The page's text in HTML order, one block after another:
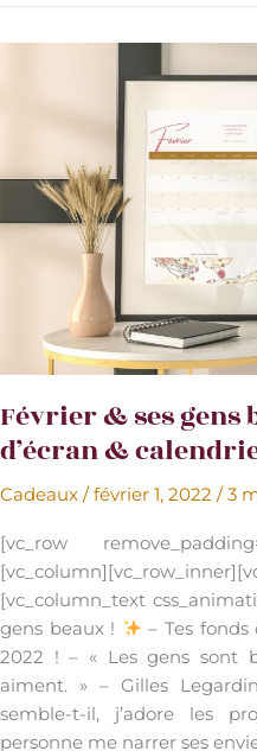
calendrier
de
Février & ses gens
d’écran &
Cadeaux /février 1, 2022 /3
[vc_row
[vc_column_text
gens beaux !
– Tes fonds
2022 ! – « Les gens sont
aiment. » – Gilles
semble-t-il, j’adore les
personne me narrer ses